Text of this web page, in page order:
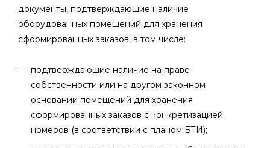
документы, подтверждающие наличие
оборудованных помещений для хранения
сформированных заказов, в том числе:
подтверждающие наличие на праве
собственности или на другом законном
основании помещений для хранения
сформированных заказов с конкретизацией
номеров (в соответствии с планом БТИ);